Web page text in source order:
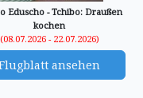
Eduscho - Tchibo: Draußen
kochen
(08.07.2026 - 22.07.2026)
ansehen